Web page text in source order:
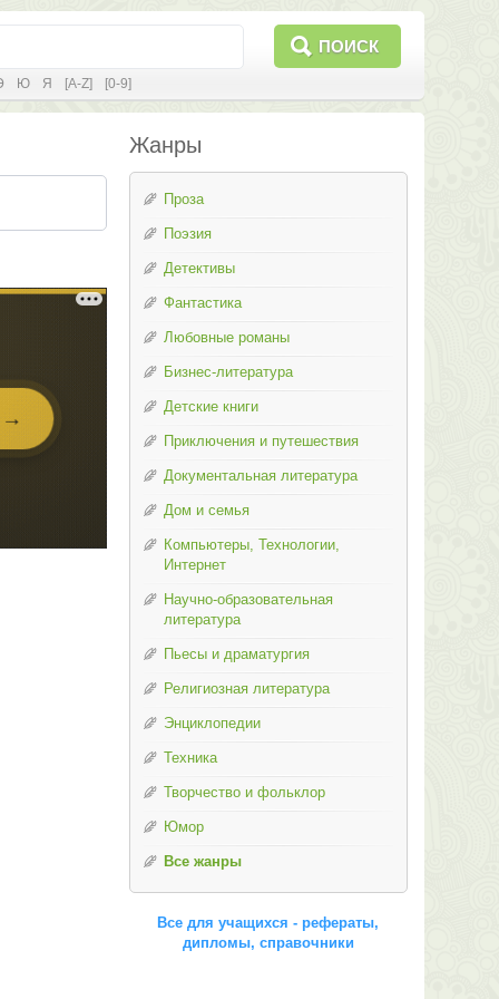
ПОИСК
Ю Я [A-Z] [0-9]
Жанры
Проза
Поэзия
Детективы
Фантастика
Любовные романы
Бизнес-литература
Детские книги
Приключения и путешествия
Документальная литература
Дом и семья
Компьютеры, Технологии,
Интернет
Научно-образовательная
литература
Пьесы и драматургия
Религиозная литература
Энциклопедии
Техника
Творчество и фольклор
Юмор
Все жанры
Все для учащихся - рефераты,
дипломы, справочники